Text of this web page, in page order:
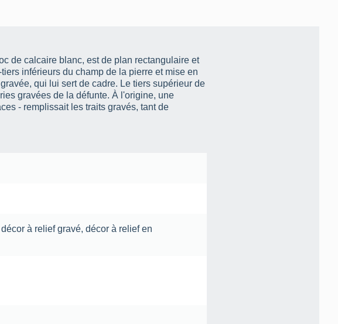
de calcaire blanc, est de plan rectangulaire et
inférieurs du champ de la pierre et mise en
qui lui sert de cadre. Le tiers supérieur de
gravées de la défunte. À l'origine, une
- remplissait les traits gravés, tant de
décor à relief gravé,décor à relief en